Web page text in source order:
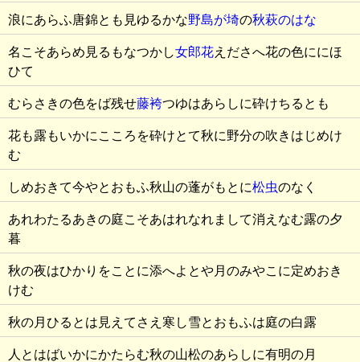
浪にあらふ唐錦とも見ゆるかな野島が埼の秋萩のはな
名こそあらめ見るもなつかし女郎花えださへ花の色ににほ
ひて
むらさきの色をば残せ藤袴つゆはあらしに砕けちるとも
花も露もいかにこころを砕けとて秋に野分の吹きはじめけ
む
しめおきて今やとおもふ秋山の蓬がもとに松虫のなく
あれわたるあきの庭こそあはれなれまして消えなむ露の夕
暮
秋の夜はひかりをことに添へよとや月のみやこに定めおき
けむ
秋の月ひるとは見えてさえ寒し雪とおもふは庭の白露
人とはばいかにかたらむ秋の山松のあらしに有明の月